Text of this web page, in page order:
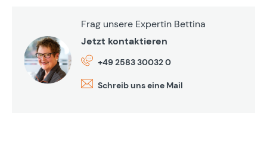
Frag unsere Expertin Bettina
Jetzt kontaktieren
+49 2583 30032 0
Schreib uns eine Mail